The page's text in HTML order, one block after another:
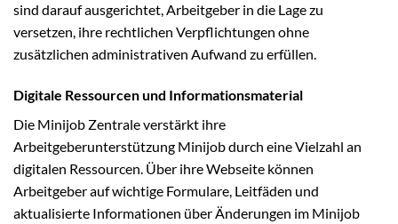
sind darauf ausgerichtet, Arbeitgeber in die Lage zu
versetzen, ihre rechtlichen Verpflichtungen ohne
zusätzlichen administrativen Aufwand zu erfüllen.
Digitale Ressourcen und Informationsmaterial
Die Minijob Zentrale verstärkt ihre
Arbeitgeberunterstützung Minijob durch eine Vielzahl an
digitalen Ressourcen. Über ihre Webseite können
Arbeitgeber auf wichtige Formulare, Leitfäden und
aktualisierte Informationen über Änderungen im Minijob